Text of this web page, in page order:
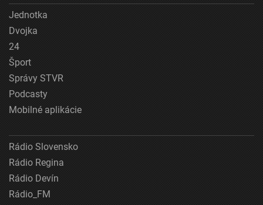
Jednotka
Dvojka
24
Šport
Správy STVR
Podcasty
Mobilné aplikácie
Rádio Slovensko
Rádio Regina
Rádio Devín
Rádio_FM